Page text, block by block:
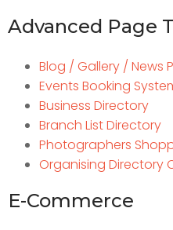
Advanced Page
Blog / Gallery / News
Events Booking
Business Directory
Branch List Directory
Photographers
Organising Directory
E-Commerce